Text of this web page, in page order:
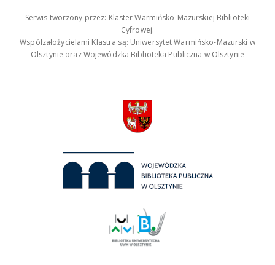
Serwis tworzony przez: Klaster Warmińsko-Mazurskiej Biblioteki
Cyfrowej.
Współzałożycielami Klastra są: Uniwersytet Warmińsko-Mazurski w
Olsztynie oraz Wojewódzka Biblioteka Publiczna w Olsztynie